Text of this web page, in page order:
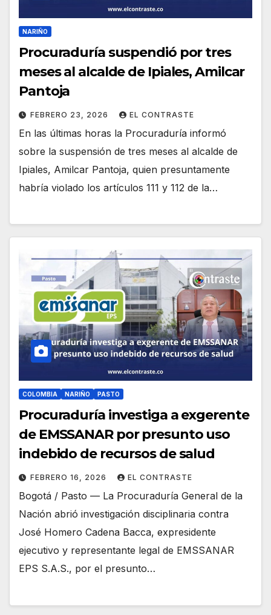
NARIÑO
Procuraduría suspendió por tres
meses al alcalde de Ipiales, Amilcar
Pantoja
FEBRERO 23, 2026 EL CONTRASTE
En las últimas horas la Procuraduría informó
sobre la suspensión de tres meses al alcalde de
Ipiales, Amilcar Pantoja, quien presuntamente
habría violado los artículos 111 y 112 de la…
COLOMBIA NARIÑO PASTO
Procuraduría investiga a exgerente
de EMSSANAR por presunto uso
indebido de recursos de salud
FEBRERO 16, 2026 EL CONTRASTE
Bogotá / Pasto — La Procuraduría General de la
Nación abrió investigación disciplinaria contra
José Homero Cadena Bacca, expresidente
ejecutivo y representante legal de EMSSANAR
EPS S.A.S., por el presunto…